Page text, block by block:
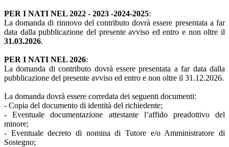
PER I NATI NEL 2022 - 2023 -2024-2025:
La domanda di rinnovo del contributo dovrà essere presentata a far
data dalla pubblicazione del presente avviso ed entro e non oltre il
31.03.2026.
PER I NATI NEL 2026:
La domanda di contributo dovrà essere presentata a far data dalla
pubblicazione del presente avviso ed entro e non oltre il 31.12.2026.
La domanda dovrà essere corredata dei seguenti documenti:
- Copia del documento di identità del richiedente;
- Eventuale documentazione attestante l’affido preadottivo del
minore;
- Eventuale decreto di nomina di Tutore e/o Amministratore di
Sostegno;